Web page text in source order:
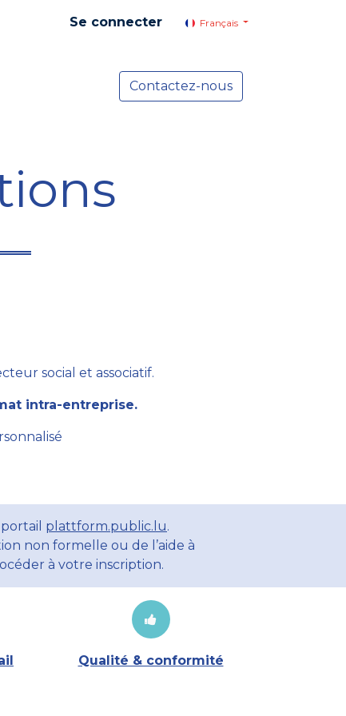
Se connecter Français
Actualités
Contactez-nous
social et associatif.
intra-entreprise.
plattform.public.lu.
non formelle ou de l’aide à
à votre inscription.
Qualité & conformité